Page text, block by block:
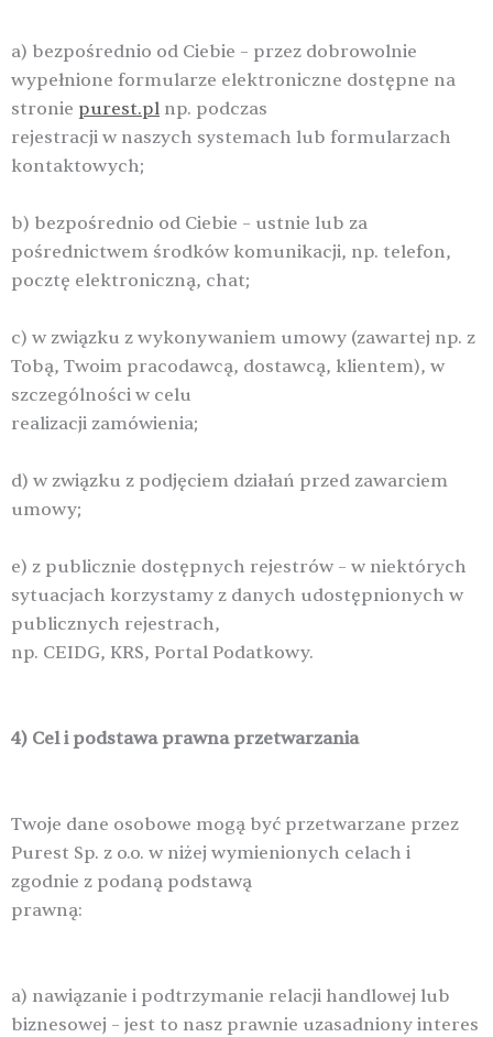
a) bezpośrednio od Ciebie – przez dobrowolnie
wypełnione formularze elektroniczne dostępne na
stronie purest.pl np. podczas
rejestracji w naszych systemach lub formularzach
kontaktowych;
b) bezpośrednio od Ciebie – ustnie lub za
pośrednictwem środków komunikacji, np. telefon,
pocztę elektroniczną, chat;
c) w związku z wykonywaniem umowy (zawartej np. z
Tobą, Twoim pracodawcą, dostawcą, klientem), w
szczególności w celu
realizacji zamówienia;
d) w związku z podjęciem działań przed zawarciem
umowy;
e) z publicznie dostępnych rejestrów – w niektórych
sytuacjach korzystamy z danych udostępnionych w
publicznych rejestrach,
np. CEIDG, KRS, Portal Podatkowy.
4) Cel i podstawa prawna przetwarzania
Twoje dane osobowe mogą być przetwarzane przez
Purest Sp. z o.o. w niżej wymienionych celach i
zgodnie z podaną podstawą
prawną:
a) nawiązanie i podtrzymanie relacji handlowej lub
biznesowej – jest to nasz prawnie uzasadniony interes